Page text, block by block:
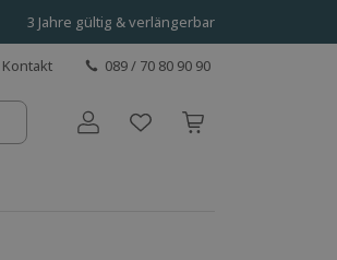
3 Jahre gültig & verlängerbar
Kontakt 089 / 70 80 90 90
Benutzerkonto